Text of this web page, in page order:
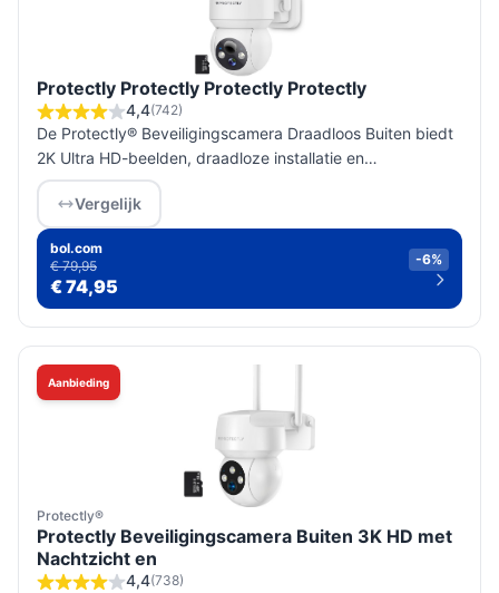
Protectly Protectly Protectly Protectly
4,4(742)
De Protectly® Beveiligingscamera Draadloos Buiten biedt
2K Ultra HD-beelden, draadloze installatie en
gebruiksgemak voor optimale beveiliging van jouw huis of
bedrijf.Vergelijk
bol.com
€ 79,95
€ 74,95
-6%
Aanbieding
Protectly®
Protectly Beveiligingscamera Buiten 3K HD met
Nachtzicht en
4,4(738)